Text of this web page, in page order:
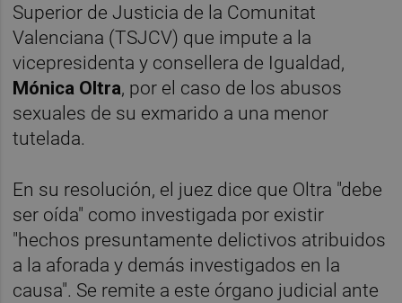
Superior de Justicia de la Comunitat
Valenciana (TSJCV) que impute a la
vicepresidenta y consellera de Igualdad,
Mónica Oltra, por el caso de los abusos
sexuales de su exmarido a una menor
tutelada.
En su resolución, el juez dice que Oltra "debe
ser oída" como investigada por existir
"hechos presuntamente delictivos atribuidos
a la aforada y demás investigados en la
causa". Se remite a este órgano judicial ante